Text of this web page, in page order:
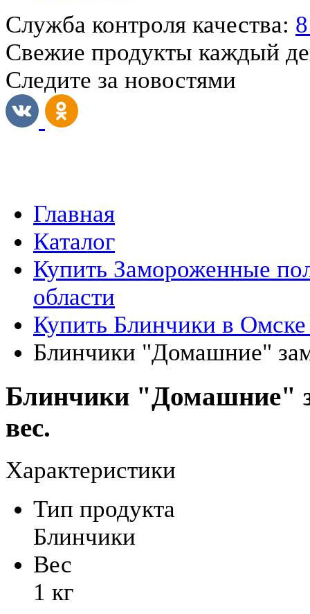
Служба контроля качества:
Свежие продукты каждый
Следите за новостями
Главная
Каталог
Купить Замороженные
области
Купить Блинчики в
Блинчики "Домашние"
Блинчики "Домашние"
вес.
Характеристики
Тип продукта
Блинчики
Вес
1 кг